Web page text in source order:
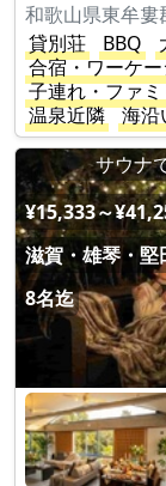
和歌山県東牟
貸別荘
BBQ
合宿・ワーケ
子連れ・ファ
温泉近隣
海沿
サウナ
¥15,333～
滋賀・雄琴・堅
8名迄